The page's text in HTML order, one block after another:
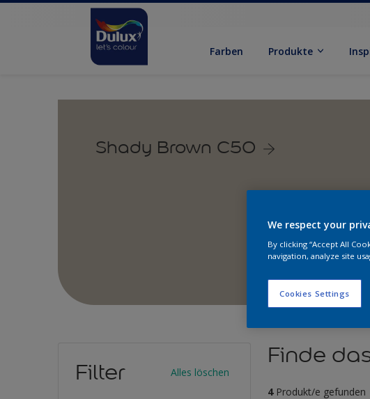
Farben Produkte
Shady Brown C50
Filter Alles löschen
Finde
4 Produkt/e gefunden
We respect your
By clicking “Accept All
navigation, analyze site
Cookies Settings